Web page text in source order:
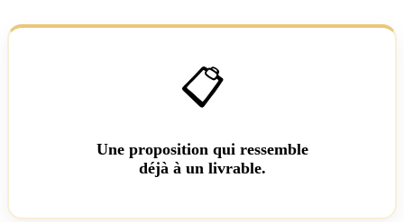
📋
Une proposition qui ressemble
déjà à un livrable.